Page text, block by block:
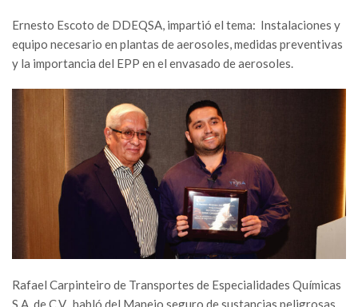
Ernesto Escoto de DDEQSA, impartió el tema: Instalaciones y
equipo necesario en plantas de aerosoles, medidas preventivas
y la importancia del EPP en el envasado de aerosoles.
Rafael Carpinteiro de Transportes de Especialidades Químicas
S.A. de C.V., habló del Manejo seguro de sustancias peligrosas